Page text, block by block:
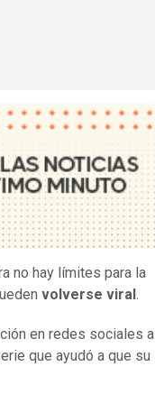
no hay límites para la
volverse viral .
en redes sociales al
que ayudó a que su